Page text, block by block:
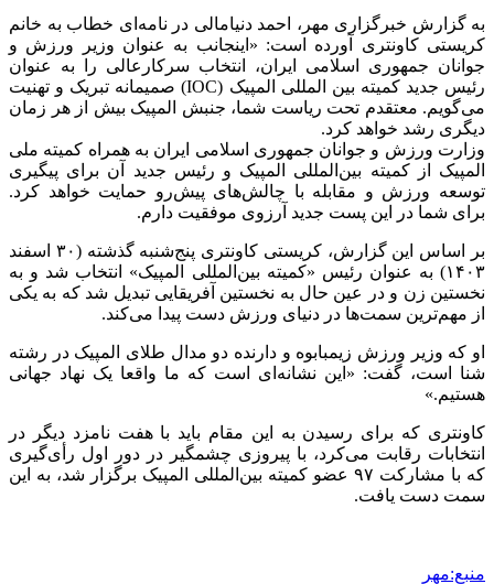
به گزارش خبرگزاری مهر، احمد دنیامالی در نامه‌ای خطاب به خانم
کریستی کاونتری آورده است: «اینجانب به عنوان وزیر ورزش و
جوانان جمهوری اسلامی ایران، انتخاب سرکارعالی را به عنوان
رئیس جدید کمیته بین المللی المپیک (IOC) صمیمانه تبریک و تهنیت
می‌گویم. معتقدم تحت ریاست شما، جنبش المپیک بیش از هر زمان
دیگری رشد خواهد کرد.
وزارت ورزش و جوانان جمهوری اسلامی ایران به همراه کمیته ملی
المپیک از کمیته بین‌المللی المپیک و رئیس جدید آن برای پیگیری
توسعه ورزش و مقابله با چالش‌های پیش‌رو حمایت خواهد کرد.
برای شما در این پست جدید آرزوی موفقیت دارم.
بر اساس این گزارش، کریستی کاونتری پنج‌شنبه گذشته (۳۰ اسفند
۱۴۰۳) به عنوان رئیس «کمیته بین‌المللی المپیک» انتخاب شد و به
نخستین زن و در عین حال به نخستین آفریقایی تبدیل شد که به یکی
از مهم‌ترین سمت‌ها در دنیای ورزش دست پیدا می‌کند.
او که وزیر ورزش زیمبابوه و دارنده دو مدال طلای المپیک در رشته
شنا است، گفت: «این نشانه‌ای است که ما واقعا یک نهاد جهانی
هستیم.»
کاونتری که برای رسیدن به این مقام باید با هفت نامزد دیگر در
انتخابات رقابت می‌کرد، با پیروزی چشمگیر در دور اول رأی‌گیری
که با مشارکت ۹۷ عضو کمیته بین‌المللی المپیک برگزار شد، به این
سمت دست یافت.
منبع:مهر